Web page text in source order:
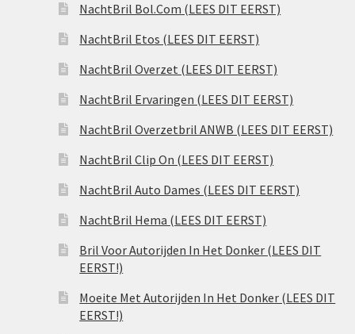
NachtBril Bol.Com (LEES DIT EERST)
NachtBril Etos (LEES DIT EERST)
NachtBril Overzet (LEES DIT EERST)
NachtBril Ervaringen (LEES DIT EERST)
NachtBril Overzetbril ANWB (LEES DIT EERST)
NachtBril Clip On (LEES DIT EERST)
NachtBril Auto Dames (LEES DIT EERST)
NachtBril Hema (LEES DIT EERST)
Bril Voor Autorijden In Het Donker (LEES DIT
EERST!)
Moeite Met Autorijden In Het Donker (LEES DIT
EERST!)